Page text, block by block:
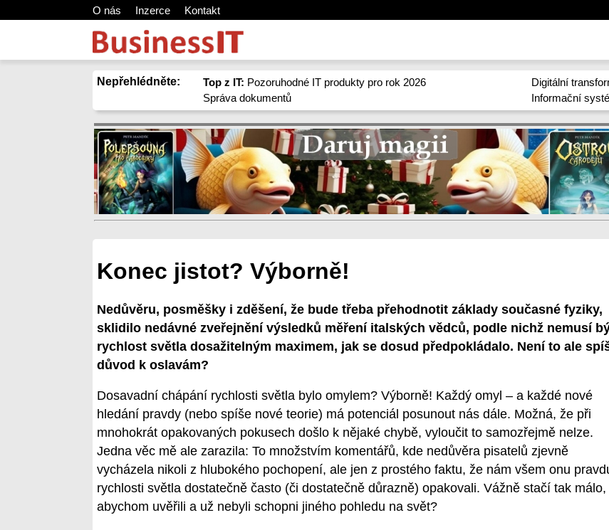
O nás Inzerce Kontakt
Nepřehlédněte: Top z IT: Pozoruhodné IT produkty pro rok 2026
Správa dokumentů
Digitální
Informační
Konec jistot? Výborně!
Nedůvěru, posměšky i zděšení, že bude třeba přehodnotit základy současné fyziky,
sklidilo nedávné zveřejnění výsledků měření italských vědců, podle nichž nemusí
rychlost světla dosažitelným maximem, jak se dosud předpokládalo. Není to ale
důvod k oslavám?
Dosavadní chápání rychlosti světla bylo omylem? Výborně! Každý omyl – a každé nové
hledání pravdy (nebo spíše nové teorie) má potenciál posunout nás dále. Možná, že při
mnohokrát opakovaných pokusech došlo k nějaké chybě, vyloučit to samozřejmě nelze.
Jedna věc mě ale zarazila: To množstvím komentářů, kde nedůvěra pisatelů zjevně
vycházela nikoli z hlubokého pochopení, ale jen z prostého faktu, že nám všem onu
rychlosti světla dostatečně často (či dostatečně důrazně) opakovali. Vážně stačí tak málo,
abychom uvěřili a už nebyli schopni jiného pohledu na svět?